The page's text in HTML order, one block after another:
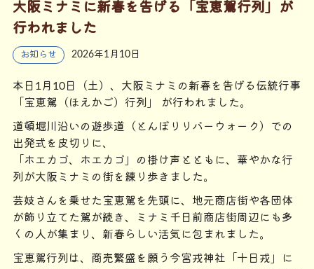
大阪ミナミに新春を告げる「宝恵駕行列」が
行われました
お知らせ 2026年1月10日
本日1月10日（土）、大阪ミナミの新春を告げる伝統行事
「宝恵駕（ほえかご）行列」 が行われました。
道頓堀川沿いの遊歩道（とんぼりリバーウォーク）での
出発式を皮切りに、
「ホエカゴ、ホエカゴ」の掛け声とともに、華やかな行
列が大阪ミナミの街を練り歩きました。
芸妓さんを乗せた宝恵駕を先頭に、地元商店街や各団体
が飾り立てた駕が続き、ミナミ千日前商店街周辺にも多
くの人が集まり、新春らしい活気に包まれました。
宝恵駕行列は、商売繁盛を願う今宮戎神社「十日戎」に